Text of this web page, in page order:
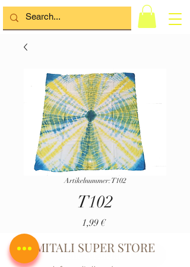
Artikelnummer: T102
T102
1,99 €Preis
Nicht Verfügbar :(
MITALI SUPER STORE